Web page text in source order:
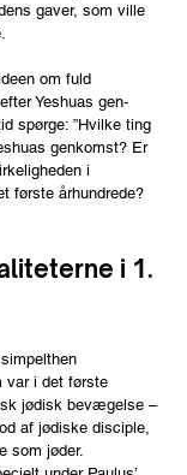
gaver, som ville
om fuld
Yeshuas gen-
spørge: ”Hvilke ting
genkomst? Er
i
første århundrede?
i 1.
var i det første
jødisk bevægelse –
af jødiske disciple,
som jøder.